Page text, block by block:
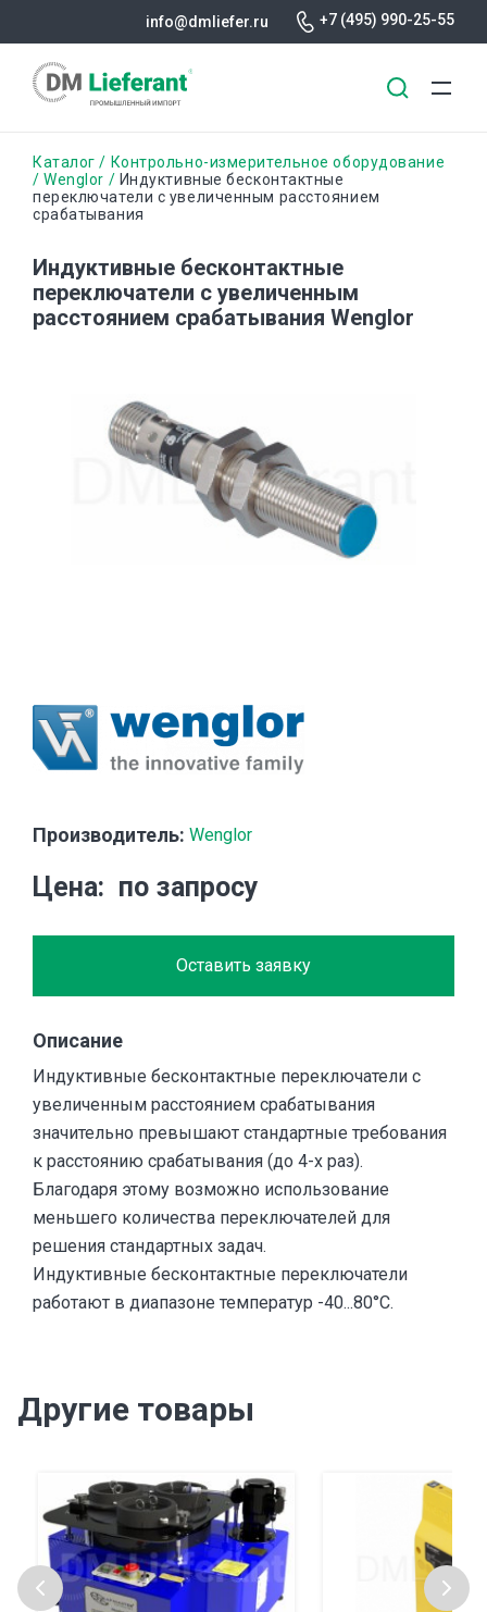
основному
содержанию
info@dmliefer.ru +7 (495) 990-25-55
Строка
навигации
Каталог
Контрольно-измерительное оборудование
Wenglor
Индуктивные бесконтактные
переключатели с увеличенным расстоянием
срабатывания
Индуктивные бесконтактные
переключатели с увеличенным
расстоянием срабатывания Wenglor
Производитель: Wenglor
Цена по запросу
Оставить заявку
Описание
Индуктивные бесконтактные переключатели с
увеличенным расстоянием срабатывания
значительно превышают стандартные требования
к расстоянию срабатывания (до 4-х раз).
Благодаря этому возможно использование
меньшего количества переключателей для
решения стандартных задач.
Индуктивные бесконтактные переключатели
работают в диапазоне температур -40...80°C.
Другие товары